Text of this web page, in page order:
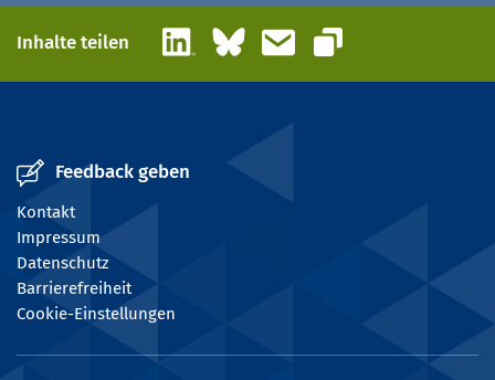
Inhalte teilen LinkedInBlueskyE-Mail
Link kopieren
Feedback geben
Kontakt
Impressum
Datenschutz
Barrierefreiheit
Cookie-Einstellungen